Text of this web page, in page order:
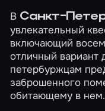
В Санкт-
увлекательный
включающий
отличный
петербуржцам
заброшенного
обитающему в нем.